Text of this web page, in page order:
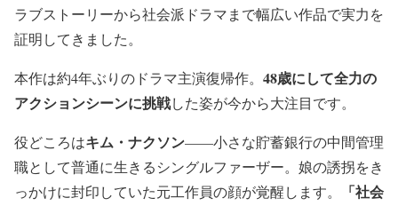
ラブストーリーから社会派ドラマまで幅広い作品で実力を
証明してきました。
本作は約4年ぶりのドラマ主演復帰作。 48歳にして全力の
アクションシーンに挑戦した姿が今から大注目です。
役どころはキム・ナクソン——小さな貯蓄銀行の中間管理
職として普通に生きるシングルファーザー。娘の誘拐をき
っかけに封印していた元工作員の顔が覚醒します。
「社会